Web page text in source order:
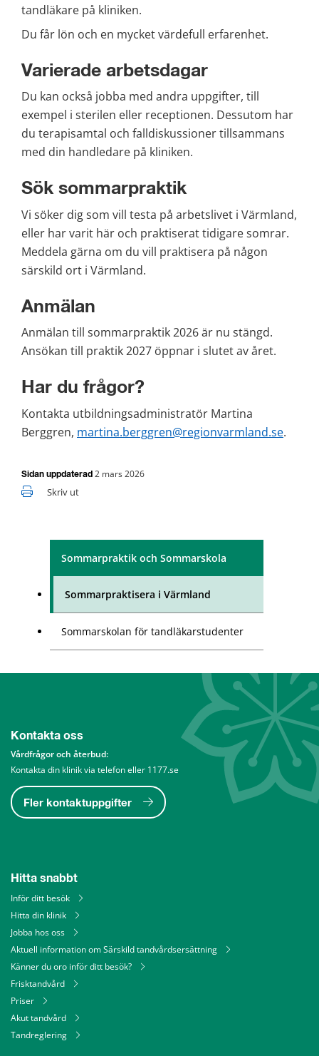
Sommarpraktik och Sommarskola
Sommarpraktisera i Värmland
Sommarskolan för tandläkarstudenter
tandläkare på kliniken.
Du får lön och en mycket värdefull erfarenhet.
Varierade arbetsdagar
Du kan också jobba med andra uppgifter, till
exempel i sterilen eller receptionen. Dessutom har
du terapisamtal och falldiskussioner tillsammans
med din handledare på kliniken.
Sök sommarpraktik
Vi söker dig som vill testa på arbetslivet i Värmland,
eller har varit här och praktiserat tidigare somrar.
Meddela gärna om du vill praktisera på någon
särskild ort i Värmland.
Anmälan
Anmälan till sommarpraktik 2026 är nu stängd.
Ansökan till praktik 2027 öppnar i slutet av året.
Har du frågor?
Kontakta utbildningsadministratör Martina
Berggren, martina.berggren@regionvarmland.se.
Sidan uppdaterad 2 mars 2026
Skriv ut
Kontakta oss
Vårdfrågor och återbud:
Kontakta din klinik via telefon eller 1177.se
Fler kontaktuppgifter
Hitta snabbt
Inför ditt besök
Hitta din klinik
Jobba hos oss
Aktuell information om Särskild tandvårdsersättning
Känner du oro inför ditt besök?
Frisktandvård
Priser
Akut tandvård
Tandreglering